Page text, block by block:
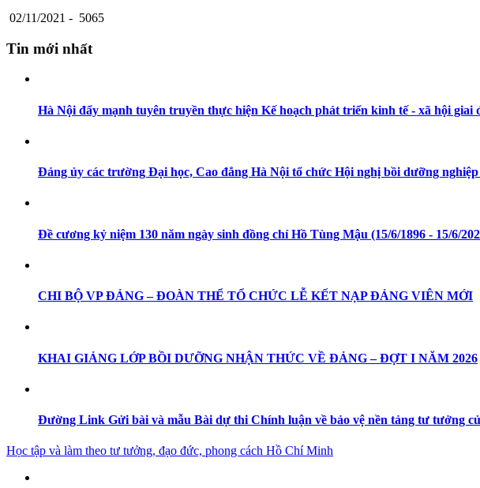
02/11/2021 - 5065
Tin mới nhất
Hà Nội đẩy mạnh tuyên truyền thực hiện Kế hoạch phát triển kinh tế - xã hội giai
Đảng ủy các trường Đại học, Cao đẳng Hà Nội tổ chức Hội nghị bồi dưỡng
Đề cương kỷ niệm 130 năm ngày sinh đồng chí Hồ Tùng Mậu (15/6/1896 - 15/6/
CHI BỘ VP ĐẢNG – ĐOÀN THỂ TỔ CHỨC LỄ KẾT NẠP ĐẢNG VIÊN MỚI
KHAI GIẢNG LỚP BỒI DƯỠNG NHẬN THỨC VỀ ĐẢNG – ĐỢT I NĂM 2026
Đường Link Gửi bài và mẫu Bài dự thi Chính luận về bảo vệ nền tảng tư tưởng
Học tập và làm theo tư tưởng, đạo đức, phong cách Hồ Chí Minh